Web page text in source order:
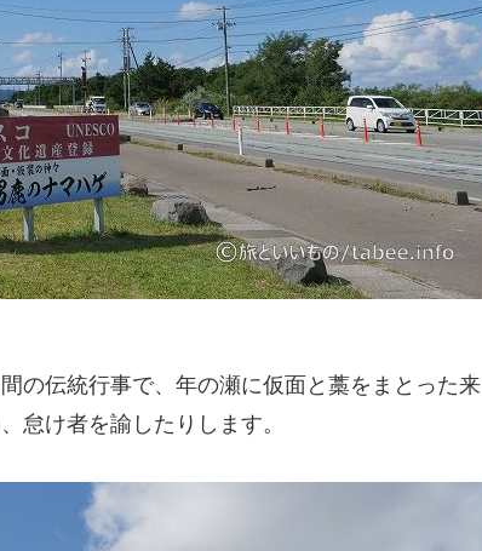
の伝統行事で、年の瀬に仮面と藁をまとった来
怠け者を諭したりします。